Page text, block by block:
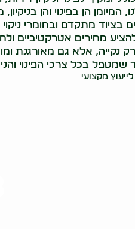
המיומן הן בפינוי והן
מתקדם ובחומרי
מחירים אטרקטיביים
נקייה, אלא גם מאורגנת
בכל צרכי הפינוי
מקצועי